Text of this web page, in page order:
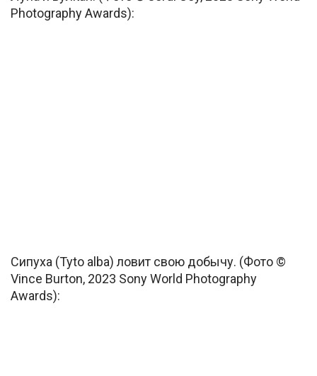
Photography Awards):
Сипуха (Tyto alba) ловит свою добычу. (Фото ©
Vince Burton, 2023 Sony World Photography
Awards):